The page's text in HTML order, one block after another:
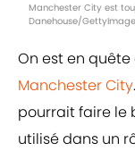
Manchester City est
Danehouse/
On est en
Manchester City
pourrait faire le
utilisé dans un